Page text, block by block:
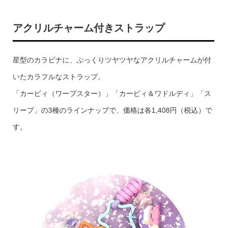
アクリルチャーム付きストラップ
星型のカラビナに、ぷっくりツヤツヤなアクリルチャームが付
いたカラフルなストラップ。
「カービィ（ワープスター）」「カービィ＆ワドルディ」「ス
リープ」の3種のラインナップで、価格は各1,408円（税込）で
す。